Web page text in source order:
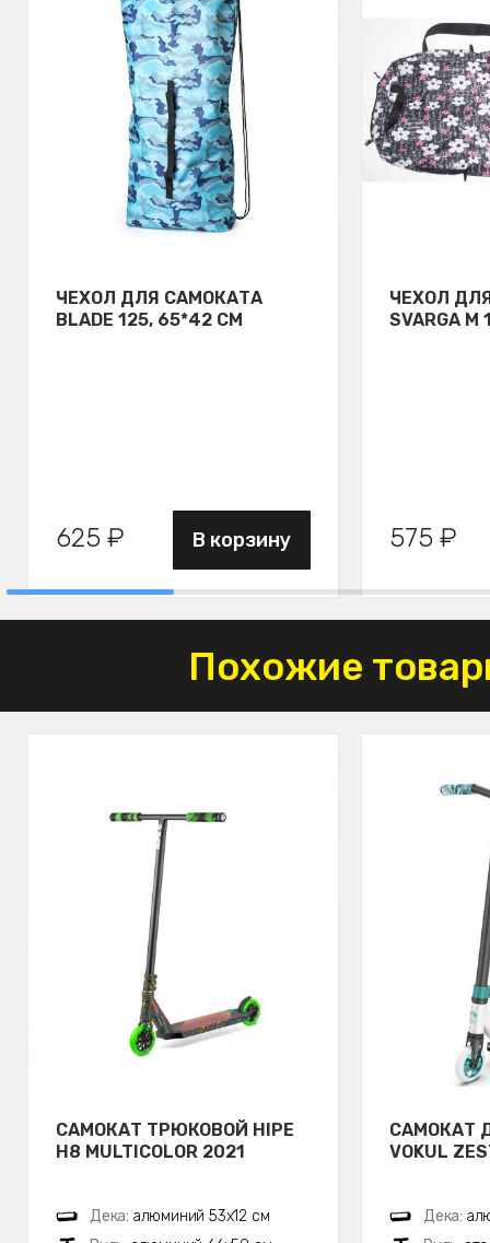
ЧЕХОЛ ДЛЯ САМОКАТА
BLADE 125, 65*42 СМ
625 ₽ В корзину
ЧЕХОЛ
SVARGA М
575 ₽
Похожие
САМОКАТ ТРЮКОВОЙ HIPE
H8 MULTICOLOR 2021
Дека: алюминий 53х12 см
САМОКАТ
VOKUL
Дека: